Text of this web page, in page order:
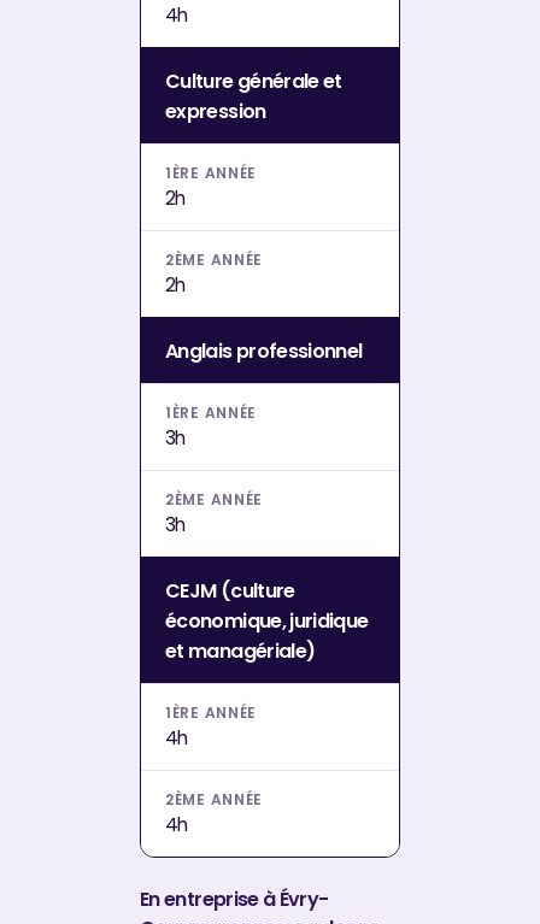
4h
Culture générale et
expression
2h
2h
Anglais professionnel
3h
3h
CEJM (culture
économique, juridique
et managériale)
4h
4h
En entreprise à Évry-